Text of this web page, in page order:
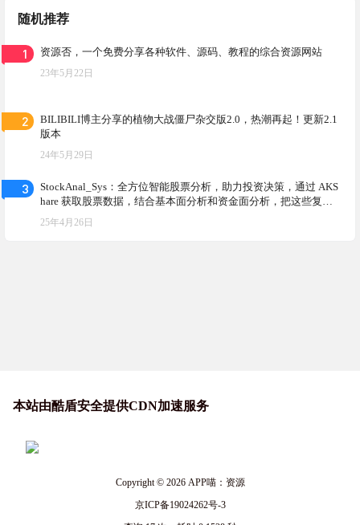
随机推荐
1 资源否，一个免费分享各种软件、源码、教程的综合资源网站
23年5月22日
2
BILIBILI博主分享的植物大战僵尸杂交版2.0，热潮再起！更新2.1
版本
24年5月29日
3
StockAnal_Sys：全方位智能股票分析，助力投资决策，通过 AKS
hare 获取股票数据，结合基本面分析和资金面分析，把这些复杂
的金融数据变得简单易懂
25年4月26日
本站由酷盾安全提供CDN加速服务
Copyright © 2026APP喵：资源
京ICP备19024262号-3